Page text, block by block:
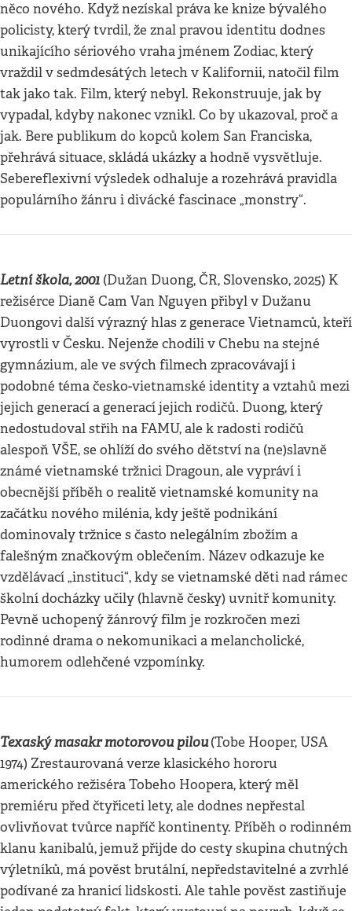
něco nového. Když nezískal práva ke knize bývalého
policisty, který tvrdil, že znal pravou identitu dodnes
unikajícího sériového vraha jménem Zodiac, který
vraždil v sedmdesátých letech v Kalifornii, natočil film
tak jako tak. Film, který nebyl. Rekonstruuje, jak by
vypadal, kdyby nakonec vznikl. Co by ukazoval, proč a
jak. Bere publikum do kopců kolem San Franciska,
přehrává situace, skládá ukázky a hodně vysvětluje.
Sebereflexivní výsledek odhaluje a rozehrává pravidla
populárního žánru i divácké fascinace „monstry“.
Letní škola, 2001 (Dužan Duong, ČR, Slovensko, 2025) K
režisérce Dianě Cam Van Nguyen přibyl v Dužanu
Duongovi další výrazný hlas z generace Vietnamců, kteří
vyrostli v Česku. Nejenže chodili v Chebu na stejné
gymnázium, ale ve svých filmech zpracovávají i
podobné téma česko-vietnamské identity a vztahů mezi
jejich generací a generací jejich rodičů. Duong, který
nedostudoval střih na FAMU, ale k radosti rodičů
alespoň VŠE, se ohlíží do svého dětství na (ne)slavně
známé vietnamské tržnici Dragoun, ale vypráví i
obecnější příběh o realitě vietnamské komunity na
začátku nového milénia, kdy ještě podnikání
dominovaly tržnice s často nelegálním zbožím a
falešným značkovým oblečením. Název odkazuje ke
vzdělávací „instituci“, kdy se vietnamské děti nad rámec
školní docházky učily (hlavně česky) uvnitř komunity.
Pevně uchopený žánrový film je rozkročen mezi
rodinné drama o nekomunikaci a melancholické,
humorem odlehčené vzpomínky.
Texaský masakr motorovou pilou(Tobe Hooper, USA
1974) Zrestaurovaná verze klasického hororu
amerického režiséra Tobeho Hoopera, který měl
premiéru před čtyřiceti lety, ale dodnes nepřestal
ovlivňovat tvůrce napříč kontinenty. Příběh o rodinném
klanu kanibalů, jemuž přijde do cesty skupina chutných
výletníků, má pověst brutální, nepředstavitelné a zvrhlé
podívané za hranicí lidskosti. Ale tahle pověst zastiňuje